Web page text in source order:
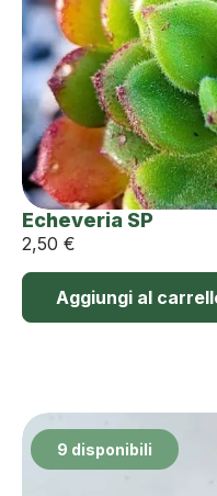
Echeveria SP
2,50 €
Aggiungi al
9 disponibili